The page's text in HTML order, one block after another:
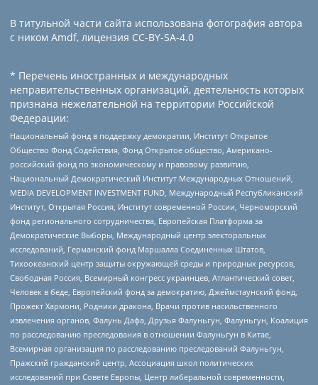
В титульной части сайта использована фотография автора
с ником Amdf, лицензия CC-BY-SA-4.0
* Перечень иностранных и международных
неправительственных организаций, деятельность которых
признана нежелательной на территории Российской
Федерации:
Национальный фонд в поддержку демократии, Институт Открытое
Общество Фонд Содействия, Фонд Открытое общество, Американо-
российский фонд по экономическому и правовому развитию,
Национальный Демократический Институт Международных Отношений,
MEDIA DEVELOPMENT INVESTMENT FUND, Международный Республиканский
Институт, Открытая Россия, Институт современной России, Черноморский
фонд регионального сотрудничества, Европейская Платформа за
Демократические Выборы, Международный центр электоральных
исследований, Германский фонд Маршалла Соединенных Штатов,
Тихоокеанский центр защиты окружающей среды и природных ресурсов,
Свободная Россия, Всемирный конгресс украинцев, Атлантический совет,
Человек в беде, Европейский фонд за демократию, Джеймстаунский фонд,
Прожект Хармони, Родники дракона, Врачи против насильственного
извлечения органов, Фалунь Дафа, Друзья Фалуньгун, Фалуньгун, Коалиция
по расследованию преследования в отношении Фалуньгун в Китае,
Всемирная организация по расследованию преследований Фалуньгун,
Пражский гражданский центр, Ассоциация школ политических
исследований при Совете Европы, Центр либеральной современности,